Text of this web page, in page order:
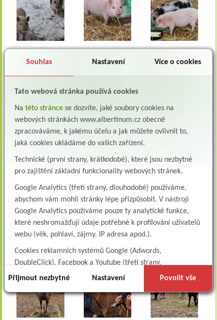
Souhlas Nastavení Více o cookies
Tato webová stránka používá cookies
Na této stránce se dozvíte, jaké soubory cookies na
webových stránkách www.albertinum.cz obecně
zpracováváme, k jakému účelu a jak můžete ovlivnit to,
jaká cookies ukládáme do vašich zařízení.
Technické (první strany, krátkodobé), které jsou nezbytné
pro zajištění základní funkcionality webových stránek.
Google Analytics (třetí strany, dlouhodobé) používáme,
abychom vám mohli stránky lépe přizpůsobit. V nástroji
Google Analytics používáme pouze ty analytické funkce,
které neshromažďují údaje potřebné k profilování uživatelů
webu (věk, pohlaví, zájmy, IP adresa apod.).
Cookies reklamních systémů Google (Adwords,
DoubleClick), Facebook a Youtube (třetí strany,
dlouhodobé). Tyto
cookiesslouží k marketingovému
například prostřednictvím personalizované reklamy na
sociálních sítích.
Přijmout nezbytné Nastavení Povolit vše